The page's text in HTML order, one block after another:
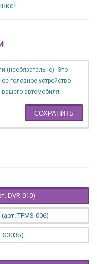
(необязательно). Это
головное устройство
автомобиля.
СОХРАНИТЬ
DVR-010)
TPMS-006)
S303b)